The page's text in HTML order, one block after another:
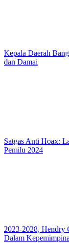
Kepala Daerah
dan Damai
Satgas Anti Hoax:
Pemilu 2024
2023-2028, Hendry
Dalam